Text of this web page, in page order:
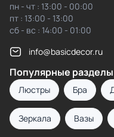
пн - чт : 13:00 - 00:00
пт : 13:00 - 13:00
сб - вс : 14:00 - 01:00
info@basicdecor.ru
Популярные разделы
Люстры Бра
Зеркала Вазы